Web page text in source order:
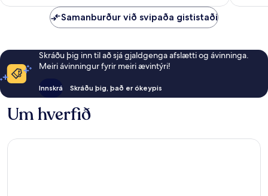
Samanburður við svipaða gististaði
Skráðu þig inn til að sjá gjaldgenga afslætti og ávinninga.
Meiri ávinningur fyrir meiri ævintýri!
Innskrá Skráðu þig, það er ókeypis
Um hverfið